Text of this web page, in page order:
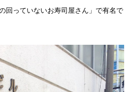
回っていないお寿司屋さん」で有名で